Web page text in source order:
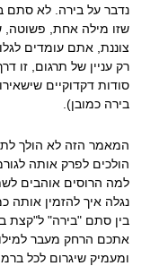
נדבר על בירה. לא סתם
שזו מילה אחת, פשוטה,
צוננת, אתם עומדים
רק עניין של תרגום, זו
סודות דקדוקיים
בירה כמובן).
המאמר הזה לא הולך
הולכים לפרק אותה
למה הרוסים אוהבים
נגלה איך להזמין אותה
בין סתם "בירה" ל"קצת
אתכם הרחק מעבר
ומעמיק שיגרום לכל